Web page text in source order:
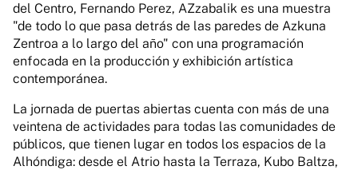
del Centro, Fernando Perez, AZzabalik es una muestra
"de todo lo que pasa detrás de las paredes de Azkuna
Zentroa a lo largo del año" con una programación
enfocada en la producción y exhibición artística
contemporánea.
La jornada de puertas abiertas cuenta con más de una
veintena de actividades para todas las comunidades de
públicos, que tienen lugar en todos los espacios de la
Alhóndiga: desde el Atrio hasta la Terraza, Kubo Baltza,